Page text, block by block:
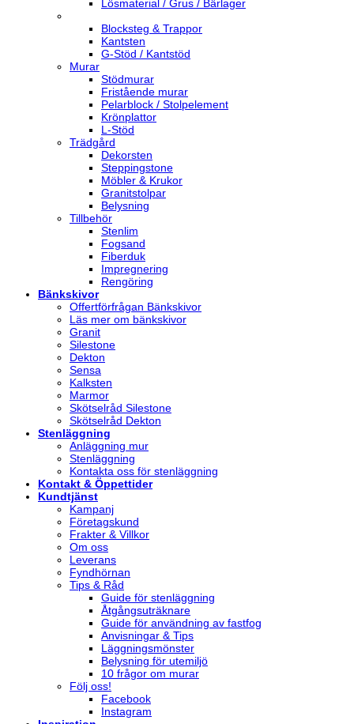
Lösmaterial / Grus / Bärlager
Blocksteg & Trappor
Kantsten
G-Stöd / Kantstöd
Murar
Stödmurar
Fristående murar
Pelarblock / Stolpelement
Krönplattor
L-Stöd
Trädgård
Dekorsten
Steppingstone
Möbler & Krukor
Granitstolpar
Belysning
Tillbehör
Stenlim
Fogsand
Fiberduk
Impregnering
Rengöring
Bänkskivor
Offertförfrågan Bänkskivor
Läs mer om bänkskivor
Granit
Silestone
Dekton
Sensa
Kalksten
Marmor
Skötselråd Silestone
Skötselråd Dekton
Stenläggning
Anläggning mur
Stenläggning
Kontakta oss för stenläggning
Kontakt & Öppettider
Kundtjänst
Kampanj
Företagskund
Frakter & Villkor
Om oss
Leverans
Fyndhörnan
Tips & Råd
Guide för stenläggning
Åtgångsuträknare
Guide för användning av fastfog
Anvisningar & Tips
Läggningsmönster
Belysning för utemiljö
10 frågor om murar
Följ oss!
Facebook
Instagram